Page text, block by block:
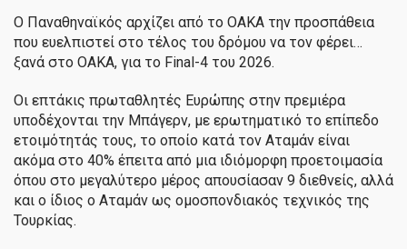
Ο Παναθηναϊκός αρχίζει από το ΟΑΚΑ την προσπάθεια
που ευελπιστεί στο τέλος του δρόμου να τον φέρει…
ξανά στο ΟΑΚΑ, για το Final-4 του 2026.
Οι επτάκις πρωταθλητές Ευρώπης στην πρεμιέρα
υποδέχονται την Μπάγερν, με ερωτηματικό το επίπεδο
ετοιμότητάς τους, το οποίο κατά τον Αταμάν είναι
ακόμα στο 40% έπειτα από μια ιδιόμορφη προετοιμασία
όπου στο μεγαλύτερο μέρος απουσίασαν 9 διεθνείς, αλλά
και ο ίδιος ο Αταμάν ως ομοσπονδιακός τεχνικός της
Τουρκίας.